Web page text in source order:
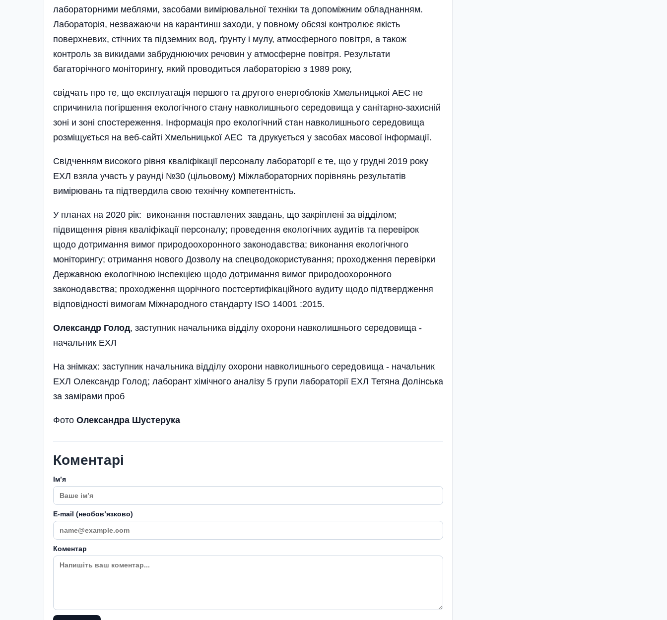
лабораторними меблями, засобами вимірювальної техніки та допоміжним обладнанням.
Лабораторія, незважаючи на карантинш заходи, у повному обсязі контролює якість
поверхневих, стічних та підземних вод, ґрунту і мулу, атмосферного повітря, а також
контроль за викидами забруднюючих речовин у атмосферне повітря. Результати
багаторічного моніторингу, який проводиться лабораторією з 1989 року,
свідчать про те, що експлуатація першого та другого енергоблоків Хмельницькоі АЕС не
спричинила погіршення екологічного стану навколишнього середовища у санітарно-захисній
зоні и зоні спостереження. Інформація про екологічний стан навколишнього середовища
розміщується на веб-сайті Хмельницької АЕС та друкується у засобах масової інформації.
Свідченням високого рівня кваліфікації персоналу лабораторії є те, що у грудні 2019 року
ЕХЛ взяла участь у раунді №30 (цільовому) Міжлабораторних порівнянь результатів
вимірювань та підтвердила свою технічну компетентність.
У планах на 2020 рік: виконання поставлених завдань, що закріплені за відділом;
підвищення рівня кваліфікації персоналу; проведення екологічних аудитів та перевірок
щодо дотримання вимог природоохоронного законодавства; виконання екологічного
моніторингу; отримання нового Дозволу на спецводокористування; проходження перевірки
Державною екологічною інспекцією щодо дотримання вимог природоохоронного
законодавства; проходження щорічного постсертифікаційного аудиту щодо підтвердження
відповідності вимогам Міжнародного стандарту ISO 14001 :2015.
Олександр Голод, заступник начальника відділу охорони навколишнього середовища -
начальник ЕХЛ
На знімках: заступник начальника відділу охорони навколишнього середовища - начальник
ЕХЛ Олександр Голод; лаборант хімічного аналізу 5 групи лабораторії ЕХЛ Тетяна Долінська
за замірами проб
Фото Олександра Шустерука
Коментарі
Імʼя
E-mail (необовʼязково)
Коментар